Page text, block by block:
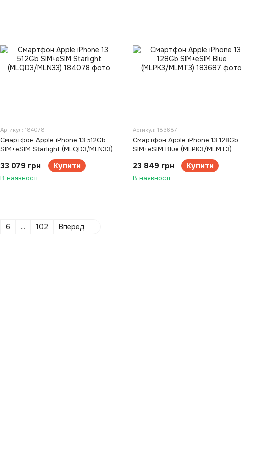
Артикул: 184078
Смартфон Apple iPhone 13 512Gb
SIM+eSIM Starlight (MLQD3/MLN33)
33 079 грн Купити
В наявності
Артикул: 183687
Смартфон Apple iPhone 13 128Gb
SIM+eSIM Blue (MLPK3/MLMT3)
23 849 грн Купити
В наявності
6 ... 102 Вперед